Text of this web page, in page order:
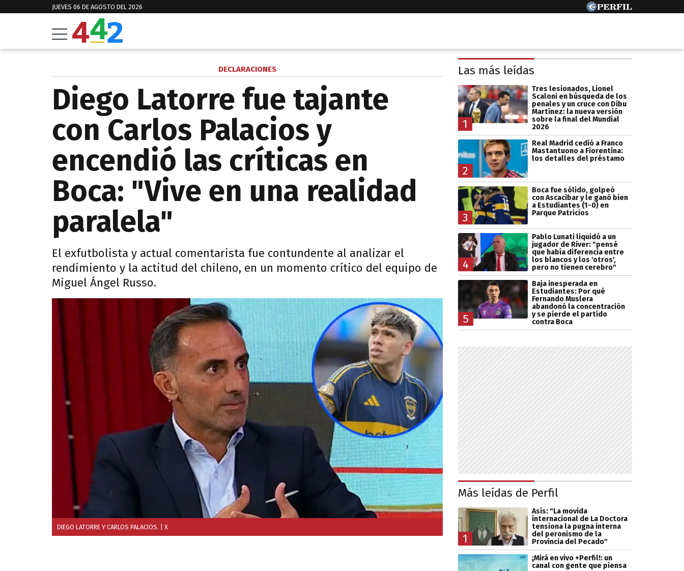
JUEVES 06 DE AGOSTO DEL 2026
DECLARACIONES
Diego Latorre fue tajante
con Carlos Palacios y
encendió las críticas en
Boca: "Vive en una realidad
paralela"
El exfutbolista y actual comentarista fue contundente al analizar el
rendimiento y la actitud del chileno, en un momento crítico del equipo de
Miguel Ángel Russo.
DIEGO LATORRE Y CARLOS PALACIOS. | X
Las más leídas
1
Tres lesionados, Lionel
Scaloni en búsqueda de los
penales y un cruce con Dibu
Martínez: la nueva versión
sobre la final del Mundial
2026
2
Real Madrid cedió a Franco
Mastantuono a Fiorentina:
los detalles del préstamo
3
Boca fue sólido, golpeó
con Ascacibar y le ganó bien
a Estudiantes (1-0) en
Parque Patricios
4
Pablo Lunati liquidó a un
jugador de River: "pensé
que había diferencia entre
los blancos y los 'otros',
pero no tienen cerebro"
5
Baja inesperada en
Estudiantes: Por qué
Fernando Muslera
abandonó la concentración
y se pierde el partido
contra Boca
Más leídas de Perfil
1
Asís: "La movida
internacional de La Doctora
tensiona la pugna interna
del peronismo de la
Provincia del Pecado"
¡Mirá en vivo +Perfil!: un
canal con gente que piensa